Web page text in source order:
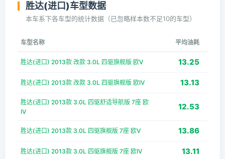
胜达(进口)车型数据
本车系下各车型的统计数据（已忽略样本数不足10的车型）
车型名称 平均油耗
胜达(进口) 2013款 改款 3.0L 四驱旗舰版 欧V 13.25
胜达(进口) 2013款 改款 3.0L 四驱旗舰版 欧IV 13.13
胜达(进口) 2013款 3.0L 四驱舒适导航版 7座 欧
IV
12.53
胜达(进口) 2013款 3.0L 四驱旗舰版 7座 欧V 13.86
胜达(进口) 2013款 3.0L 四驱旗舰版 7座 欧IV 13.11